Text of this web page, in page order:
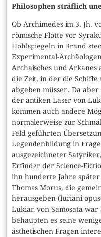
Philosophen sträflich
Ob Archimedes im 3. Jh.
römische Flotte vor
Hohlspiegeln in Brand
Experimental-
Archaisches und Arkanes
die Zeit, in der die Schiffe
abgeben müssen. Da
der antiken Laser von
kommen auch andere
normalerweise zur
Feld geführten
Legendenbildung in
ausgezeichneter
Erfinder der Science-
ihn hunderte Jahre
Thomas Morus, die
herausgeben (luciani
Lukian von Samosata
behaupten es seine
ästhetischen Fragen